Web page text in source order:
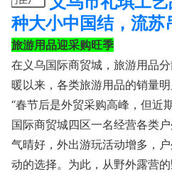
种大小中国结，流苏
旅游用品迎采购旺季
在义乌国际商贸城，旅游用品
暖以来，各类旅游用品的销量明
“春节后是外贸采购高峰，但近
国际商贸城四区一名经营各类
气晴好，外出游玩活动增多，
动的选择。为此，从野外露营